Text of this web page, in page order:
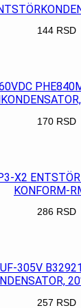
144 RSD
170 RSD
X2
KONFORM-
286 RSD
305V
257 RSD